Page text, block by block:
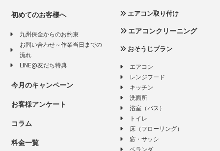
初めてのお客様へ
九州保全からのお約束
お問い合わせ～作業当日までの
流れ
LINE@友だち特典
今月のキャンペーン
お客様アンケート
コラム
料金一覧
エアコン取り付け
エアコンクリーニング
おそうじプラン
エアコン
レンジフード
キッチン
洗面所
浴室（バス）
トイレ
床（フローリング）
窓・サッシ
ベランダ